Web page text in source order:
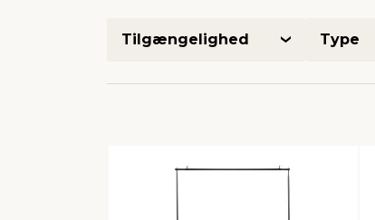
Tilgængelighed Type